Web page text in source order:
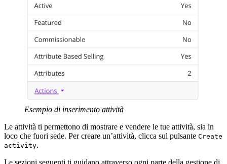
Esempio di inserimento attività
Le attività ti permettono di mostrare e vendere le tue attività, sia in
loco che fuori sede. Per creare un’attività, clicca sul pulsante Create
activity.
Le sezioni seguenti ti guidano attraverso ogni parte della gestione di